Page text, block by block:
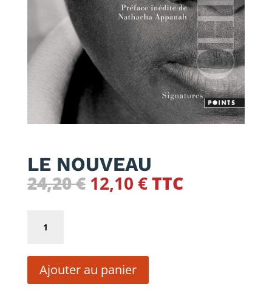
LE NOUVEAU
24,20€ Le
24,20 €.
12,10 €Le
12,10 €.
TTC
LE
NOUVEAU
Ajouter au panier